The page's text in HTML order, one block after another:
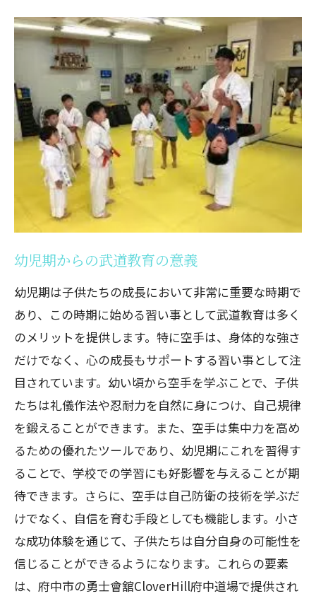
幼児期からの武道教育の意義
幼児期は子供たちの成長において非常に重要な時期で
あり、この時期に始める習い事として武道教育は多く
のメリットを提供します。特に空手は、身体的な強さ
だけでなく、心の成長もサポートする習い事として注
目されています。幼い頃から空手を学ぶことで、子供
たちは礼儀作法や忍耐力を自然に身につけ、自己規律
を鍛えることができます。また、空手は集中力を高め
るための優れたツールであり、幼児期にこれを習得す
ることで、学校での学習にも好影響を与えることが期
待できます。さらに、空手は自己防衛の技術を学ぶだ
けでなく、自信を育む手段としても機能します。小さ
な成功体験を通じて、子供たちは自分自身の可能性を
信じることができるようになります。これらの要素
は、府中市の勇士會舘CloverHill府中道場で提供され